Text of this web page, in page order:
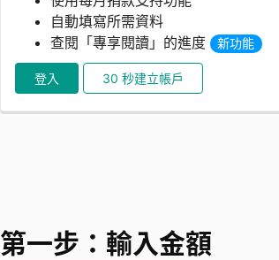
自動填寫所需資料
查閱「專享閱讀」的進度
新功能
登入 30 秒建立帳戶
第一步：輸入金額